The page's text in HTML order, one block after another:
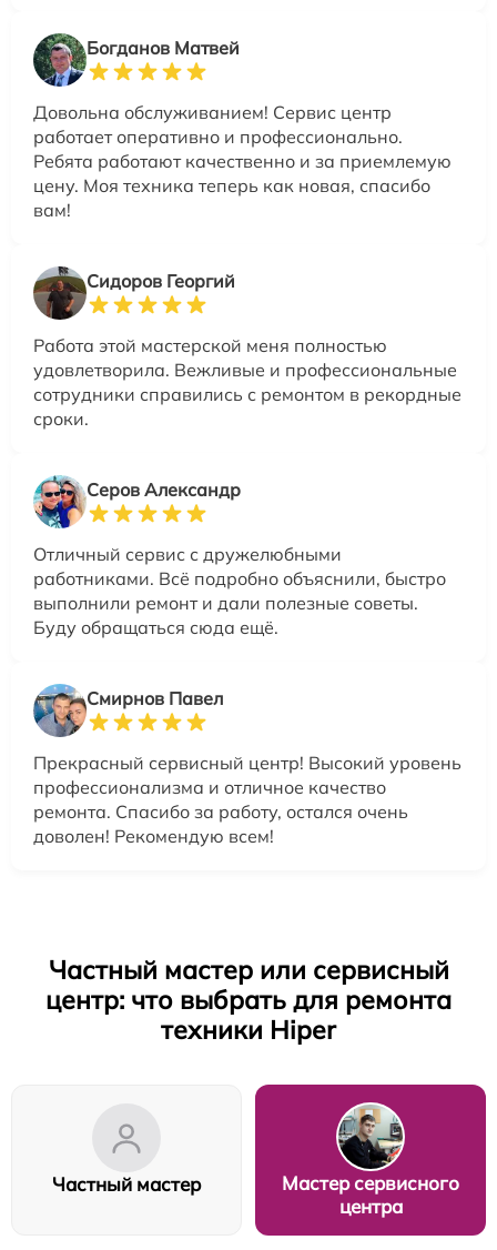
Богданов Матвей
Довольна обслуживанием! Сервис центр
работает оперативно и профессионально.
Ребята работают качественно и за приемлемую
цену. Моя техника теперь как новая, спасибо
вам!
Сидоров Георгий
Работа этой мастерской меня полностью
удовлетворила. Вежливые и профессиональные
сотрудники справились с ремонтом в рекордные
сроки.
Серов Александр
Отличный сервис с дружелюбными
работниками. Всё подробно объяснили, быстро
выполнили ремонт и дали полезные советы.
Буду обращаться сюда ещё.
Смирнов Павел
Прекрасный сервисный центр! Высокий уровень
профессионализма и отличное качество
ремонта. Спасибо за работу, остался очень
доволен! Рекомендую всем!
Частный мастер или сервисный
центр: что выбрать для ремонта
техники Hiper
Частный мастер
Мастер сервисного
центра